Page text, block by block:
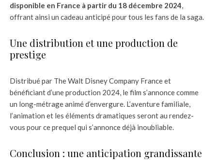
disponible en France à partir du 18 décembre 2024,
offrant ainsi un cadeau anticipé pour tous les fans de la saga.
Une distribution et une production de
prestige
Distribué par The Walt Disney Company France et
bénéficiant d’une production 2024, le film s’annonce comme
un long-métrage animé d’envergure. L’aventure familiale,
l’animation et les éléments dramatiques seront au rendez-
vous pour ce prequel qui s’annonce déjà inoubliable.
Conclusion : une anticipation grandissante